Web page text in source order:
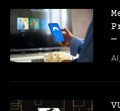
—
AI,